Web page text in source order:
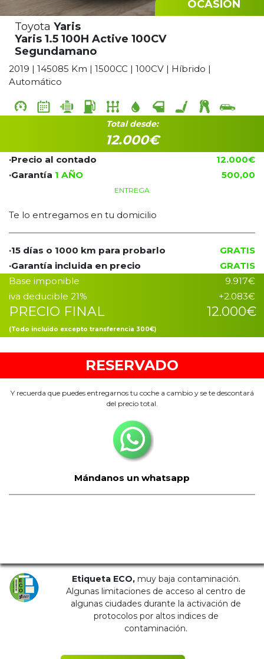
OCASIÓN
Toyota Yaris
Yaris 1.5 100H Active 100CV
Segundamano
2019 | 145085 Km | 1500CC | 100CV | Híbrido |
Automático
Total desde:
12.000€
·Precio al contado
12.000€
·Garantía 1 AÑO 500,00
ENTREGA
Te lo entregamos en tu domicilio
·15 días o 1000 km para probarlo
GRATIS
·Garantía incluida en precio Precio Garantía incluido
GRATIS
Base imponible
9.917€
iva deducible 21%
+2.083€
PRECIO FINAL
(Todo incluido excepto transferencia 300€)
12.000€
RESERVADO
Y recuerda que puedes entregarnos tu coche a cambio y se te descontará
del precio total.
Mándanos un whatsapp
Etiqueta ECO,muy baja contaminación.
Algunas limitaciones de acceso al centro de
algunas ciudades durante la activación de
protocolos por altos indices de
contaminación.